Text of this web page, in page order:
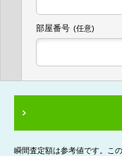
部屋番号 (任意)
瞬間査定額は参考値です。こ